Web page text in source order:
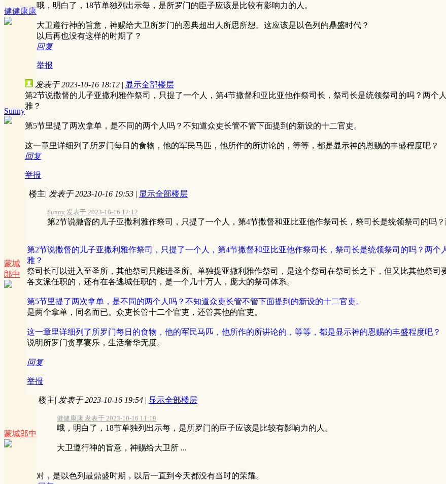
健健康康
哦，明白了，18节单独列出示每，是所罗门的臣子应该是比较有影响力的人。
大卫遵行神的旨意，神赐给大卫所罗门的恩典超出人所思所想。这应该是以色列的鼎盛时代？
以后再也没有这样的时期了？
回复
举报
Sunny
发表于 2023-10-16 18:12 | 显示全部楼层
第2节说撒督的儿子亚撒利雅作祭司，只提了一个人，第4节撒督和亚比亚他作祭司长，祭司长是统领祭司的吗？两个
雅？
第5节里提了两次拿单，是不同的两个人吗？不知道众吏长管不管下面提到的新设的十二官吏。
这一章里详细列了所罗门每日的食物，他的军民马匹，他所作的所讲论的，等等，都是显示神的恩赐的丰盛程度吧？
回复
举报
蒙城
郎中
楼主| 发表于 2023-10-16 19:53 | 显示全部楼层
Sunny 发表于 2023-10-16 17:12
第2节说撒督的儿子亚撒利雅作祭司，只提了一个人，第4节撒督和亚比亚他作祭司长，祭司长是统领祭司的吗？
第2节说撒督的儿子亚撒利雅作祭司，只提了一个人，第4节撒督和亚比亚他作祭司长，祭司长是统领祭司的吗？两
雅？
祭司长可以进入至圣所，其他祭司只能进圣所。单独提亚撒利雅作祭司，是这个祭司在祭司长之下，但又比其他祭
各支派任职的，还有在各逃城任职的，是一个几十万人，庞大的祭司体系。
第5节里提了两次拿单，是不同的两个人吗？不知道众吏长管不管下面提到的新设的十二官吏。
是两个拿单，同名而已。众吏长管十二个官吏，还管其他的官吏。
这一章里详细列了所罗门每日的食物，他的军民马匹，他所作的所讲论的，等等，都是显示神的恩赐的丰盛程度吧？
说明所罗门贪享宴乐，生活奢华无度。
回复
举报
蒙城郎中
楼主| 发表于 2023-10-16 19:54 | 显示全部楼层
健健康康 发表于 2023-10-16 11:19
哦，明白了，18节单独列出示每，是所罗门的臣子应该是比较有影响力的人。
大卫遵行神的旨意，神赐给大卫所 ...
对，是以色列最鼎盛时期，以后一直到今天都没有当时的荣耀。